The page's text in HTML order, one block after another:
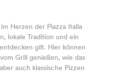
Herzen der Piazza Italia
lokale Tradition und ein
gilt. Hier können
Grill genießen, wie das
auch klassische Pizzen